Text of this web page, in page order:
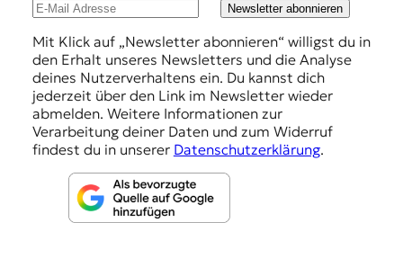
Newsletter abonnieren
Mit Klick auf „Newsletter abonnieren“ willigst du in
den Erhalt unseres Newsletters und die Analyse
deines Nutzerverhaltens ein. Du kannst dich
jederzeit über den Link im Newsletter wieder
abmelden. Weitere Informationen zur
Verarbeitung deiner Daten und zum Widerruf
findest du in unserer Datenschutzerklärung.